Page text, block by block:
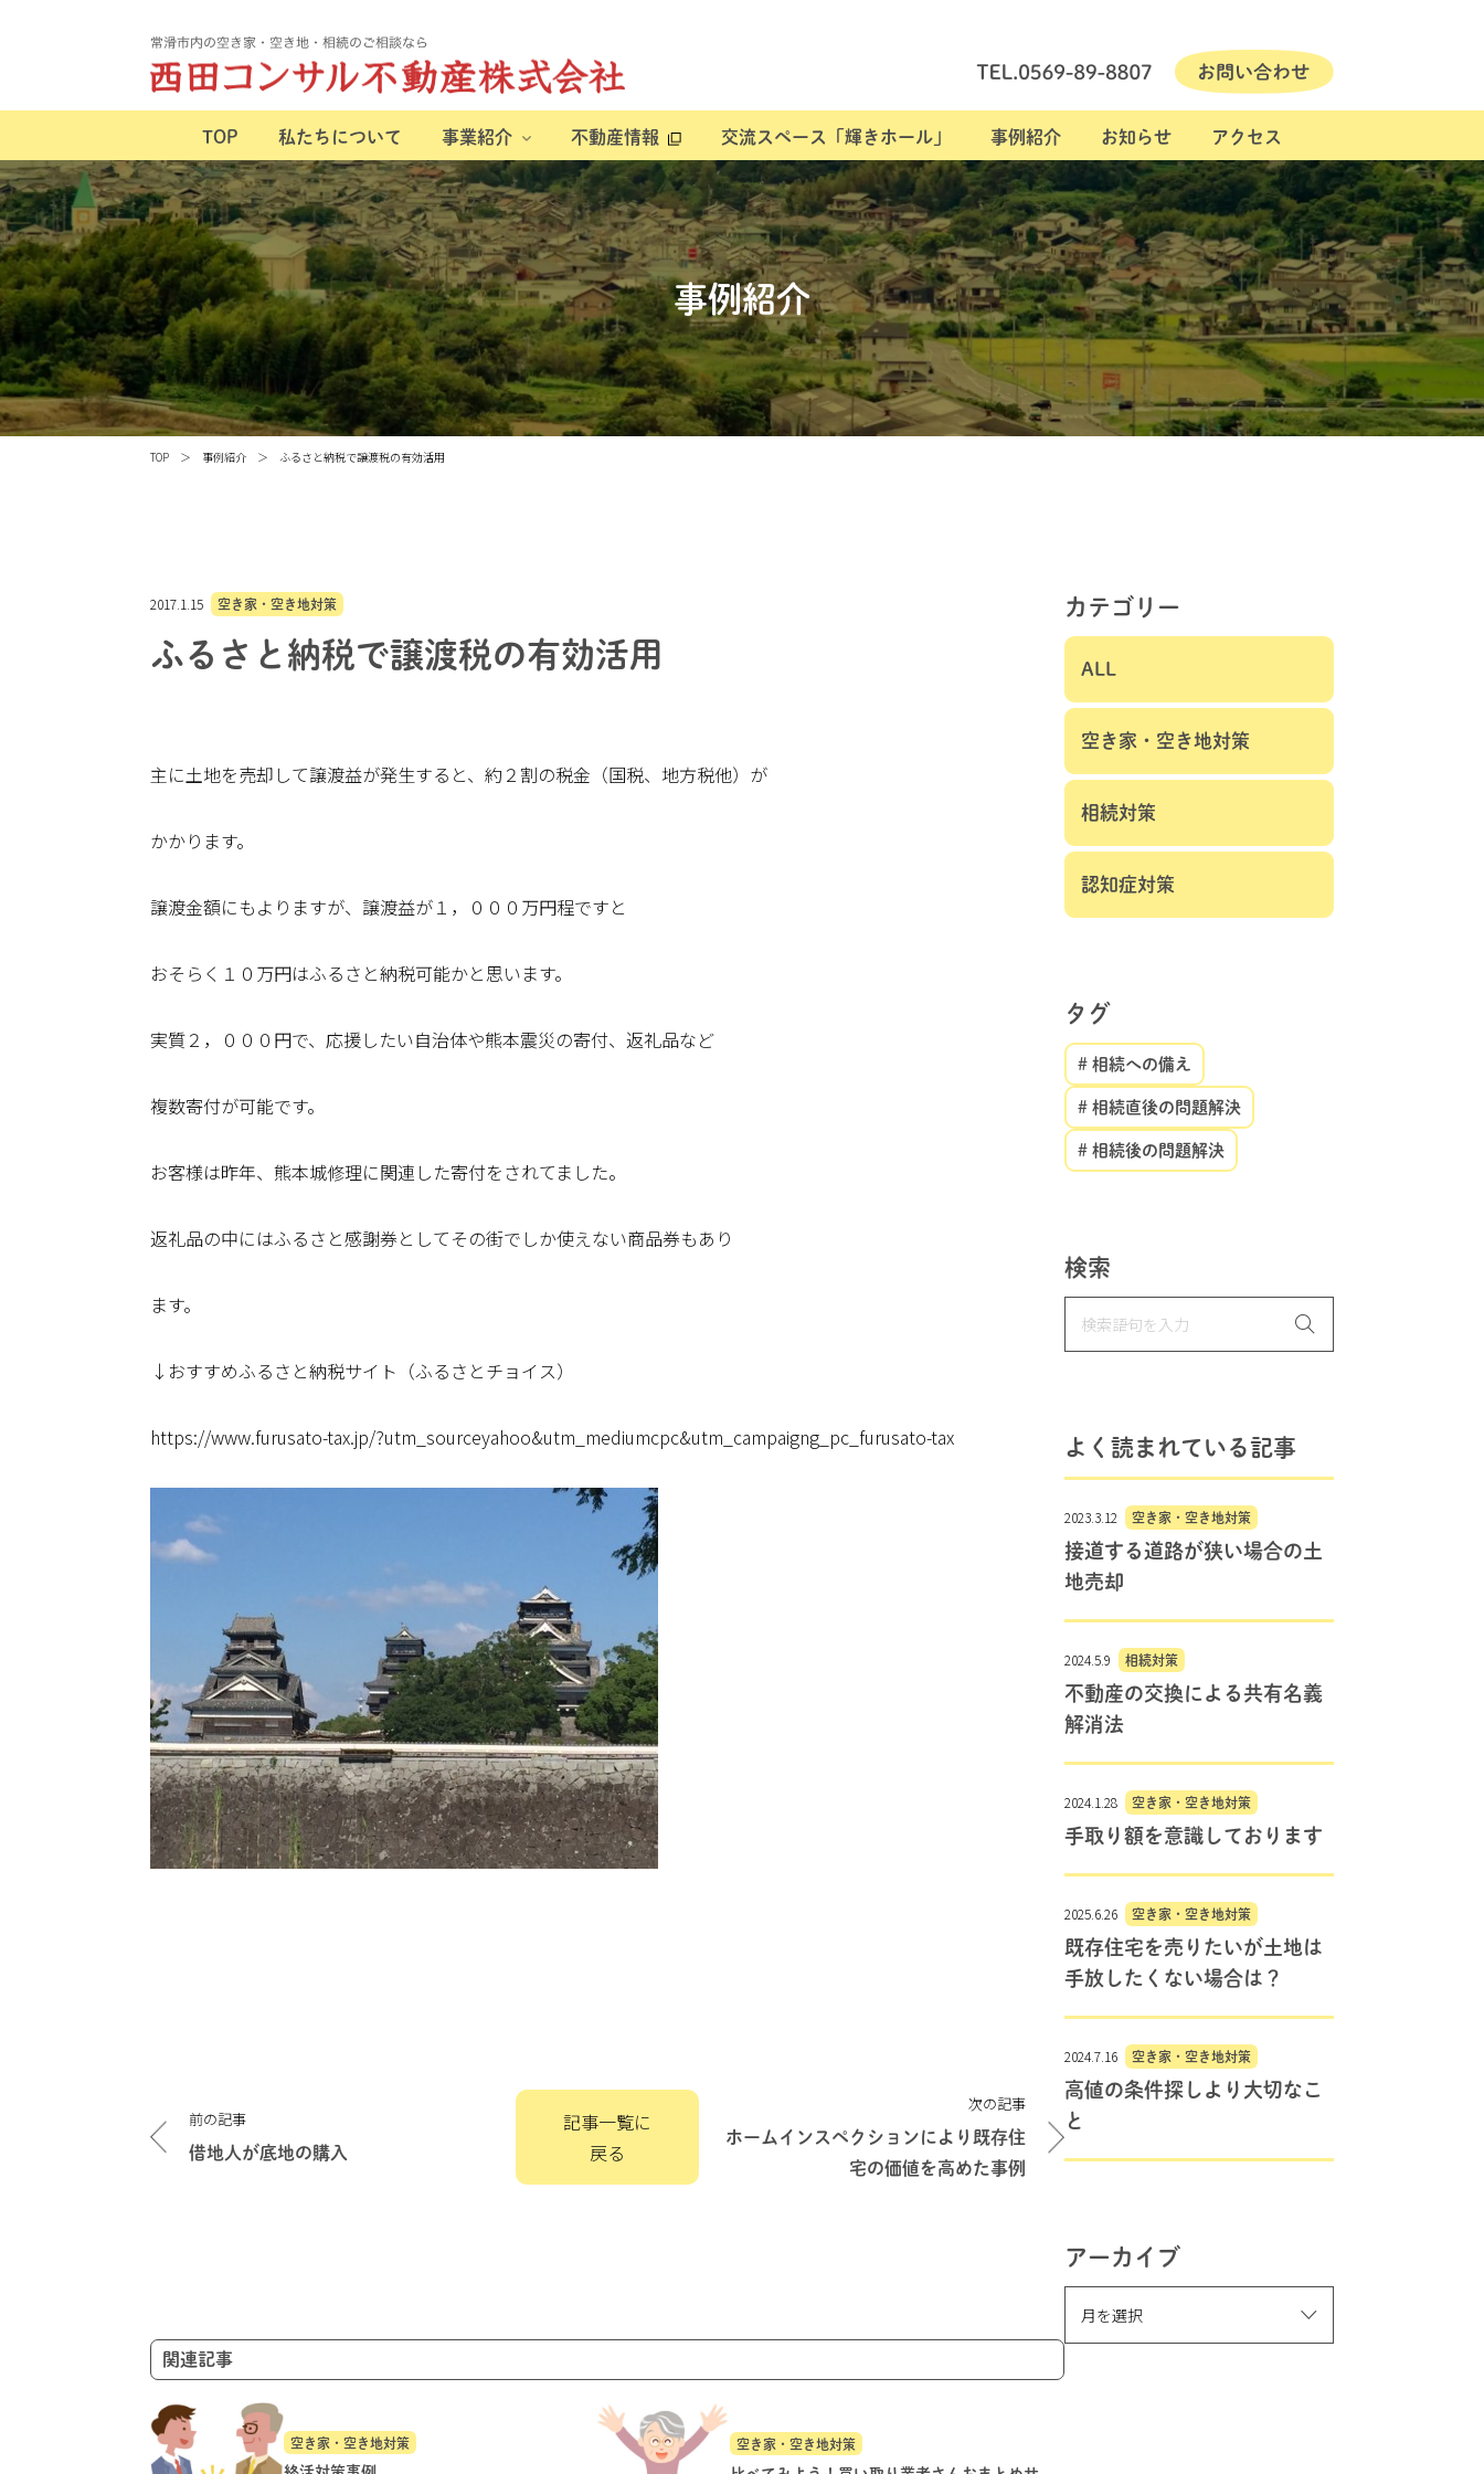
TOP 私たちについて 事業紹介 不動産情報 交流スペース「輝きホール」 事例紹介 お知らせ アクセス
事例紹介
TOP 事例紹介 ふるさと納税で譲渡税の有効活用
2017.1.15 空き家・空き地対策
ふるさと納税で譲渡税の有効活用
主に土地を売却して譲渡益が発生すると、約２割の税金（国税、地方税他）が
かかります。
譲渡金額にもよりますが、譲渡益が１，０００万円程ですと
おそらく１０万円はふるさと納税可能かと思います。
実質２，０００円で、応援したい自治体や熊本震災の寄付、返礼品など
複数寄付が可能です。
お客様は昨年、熊本城修理に関連した寄付をされてました。
返礼品の中にはふるさと感謝券としてその街でしか使えない商品券もあり
ます。
↓おすすめふるさと納税サイト（ふるさとチョイス）
https://www.furusato-tax.jp/?utm_sourceyahoo&utm_mediumcpc&utm_campaigng_pc_furusato-tax
稿
ナ
前の記事
借地人が底地の購入
記事一覧に
戻る
次の記事
ホームインスペクションにより既存住
宅の価値を高めた事例
関連記事
空き家・空き地対策 空き家・空き地対策
カテゴリー
ALL
空き家・空き地対策
相続対策
認知症対策
タグ
# 相続への備え
# 相続直後の問題解決
# 相続後の問題解決
検索
よく読まれている記事
2023.3.12 空き家・空き地対策
接道する道路が狭い場合の土
地売却
2024.5.9 相続対策
不動産の交換による共有名義
解消法
2024.1.28 空き家・空き地対策
手取り額を意識しております
2025.6.26 空き家・空き地対策
既存住宅を売りたいが土地は
手放したくない場合は？
2024.7.16 空き家・空き地対策
高値の条件探しより大切なこ
と
アーカイブ